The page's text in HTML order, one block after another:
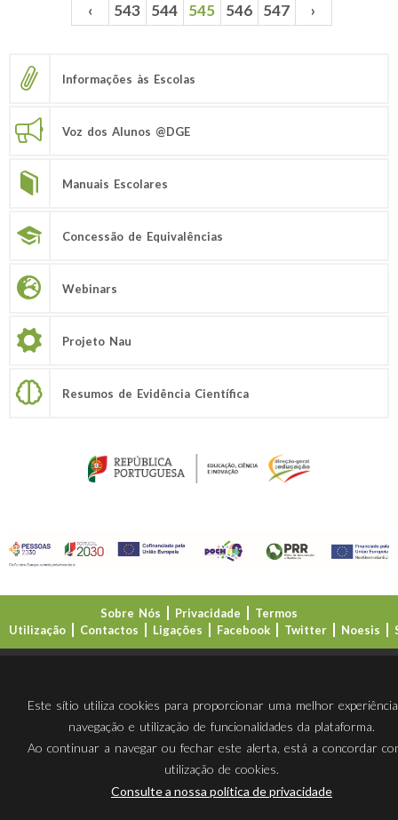
Páginas ‹ 543 544 545 546 547 ›
Informações às Escolas
Voz dos Alunos @DGE
Manuais Escolares
Concessão de Equivalências
Webinars
Projeto Nau
Resumos de Evidência Científica
Sobre Nós Privacidade
Termos
Utilização
Contactos Ligações Facebook Twitter Noesis
Este sítio utiliza cookies para proporcionar uma melhor
navegação e utilização de funcionalidades da plataforma.
Ao continuar a navegar ou fechar este alerta, está a concordar
utilização de cookies.
Consulte a nossa política de privacidade